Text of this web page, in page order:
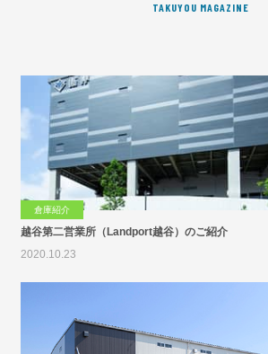
TAKUYOU MAGAZINE
倉庫紹介
越谷第二営業所（Landport越谷）のご紹介
2020.10.23